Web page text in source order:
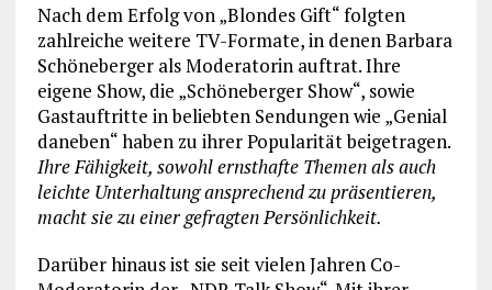
Nach dem Erfolg von „Blondes Gift“ folgten
zahlreiche weitere TV-Formate, in denen Barbara
Schöneberger als Moderatorin auftrat. Ihre
eigene Show, die „Schöneberger Show“, sowie
Gastauftritte in beliebten Sendungen wie „Genial
daneben“ haben zu ihrer Popularität beigetragen.
Ihre Fähigkeit, sowohl ernsthafte Themen als auch
leichte Unterhaltung ansprechend zu präsentieren,
macht sie zu einer gefragten Persönlichkeit.
Darüber hinaus ist sie seit vielen Jahren Co-